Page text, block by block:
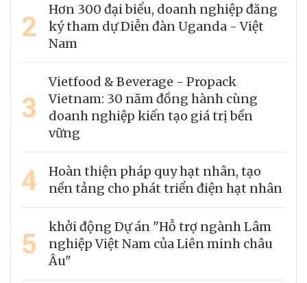
2
Hơn 300 đại biểu, doanh nghiệp đăng
ký tham dự Diễn đàn Uganda - Việt
Nam
3
Vietfood & Beverage - Propack
Vietnam: 30 năm đồng hành cùng
doanh nghiệp kiến tạo giá trị bền
vững
4
Hoàn thiện pháp quy hạt nhân, tạo
nền tảng cho phát triển điện hạt nhân
5
khởi động Dự án "Hỗ trợ ngành Lâm
nghiệp Việt Nam của Liên minh châu
Âu"